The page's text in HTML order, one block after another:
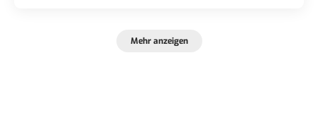
Mehr anzeigen